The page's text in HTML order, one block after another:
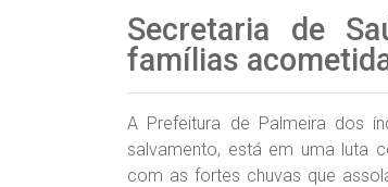
Secretaria de
famílias
A Prefeitura de Palmeira dos
salvamento, está em uma luta
com as fortes chuvas que